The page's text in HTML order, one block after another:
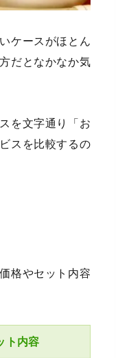
ケースがほとん
だとなかなか気
を文字通り「お
スを比較するの
格やセット内容
ト内容